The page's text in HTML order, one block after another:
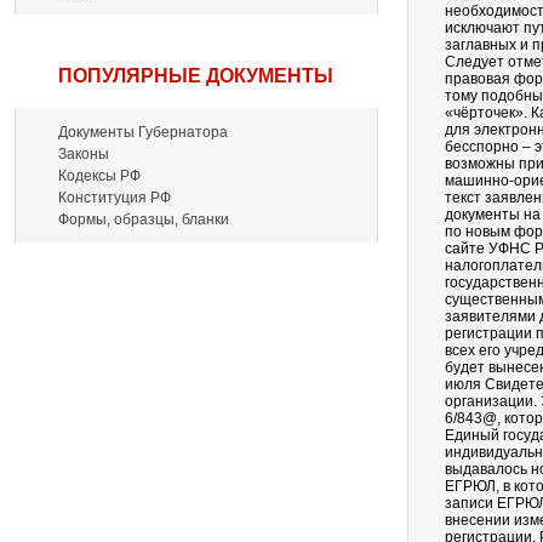
ПОПУЛЯРНЫЕ ДОКУМЕНТЫ
Документы Губернатора
Законы
Кодексы РФ
Конституция РФ
Формы, образцы, бланки
исключают
заглавных и
Следует
правовая
тому
«чёрточек».
для
бесспорно –
возможны
машинно-
текст
документы на
по новым
сайте УФНС
заявителями
регистрации
всех его
будет
июля
6/843@,
Единый
выдавалось
ЕГРЮЛ, в
записи
внесении